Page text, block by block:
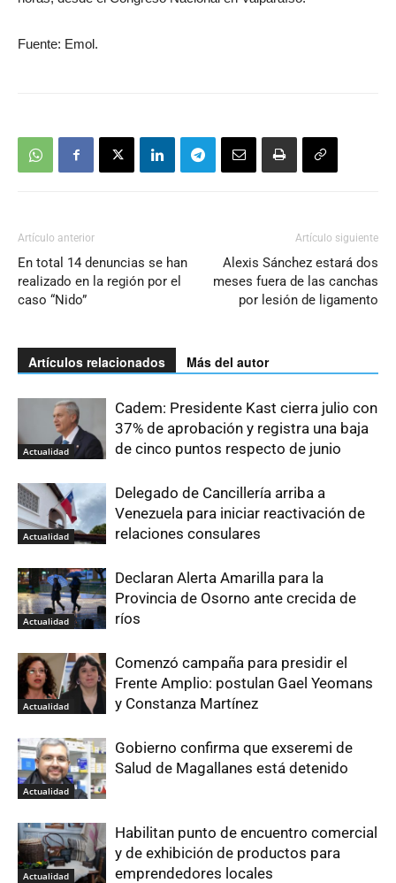
Fuente: Emol.
Artículo anterior
En total 14 denuncias se han
realizado en la región por el
caso “Nido”
Artículo siguiente
Alexis Sánchez estará dos
meses fuera de las canchas
por lesión de ligamento
Artículos relacionados Más del autor
Actualidad
Cadem: Presidente Kast cierra julio con
37% de aprobación y registra una baja
de cinco puntos respecto de junio
Actualidad
Delegado de Cancillería arriba a
Venezuela para iniciar reactivación de
relaciones consulares
Actualidad
Declaran Alerta Amarilla para la
Provincia de Osorno ante crecida de
ríos
Actualidad
Comenzó campaña para presidir el
Frente Amplio: postulan Gael Yeomans
y Constanza Martínez
Actualidad
Gobierno confirma que exseremi de
Salud de Magallanes está detenido
Actualidad
Habilitan punto de encuentro comercial
y de exhibición de productos para
emprendedores locales